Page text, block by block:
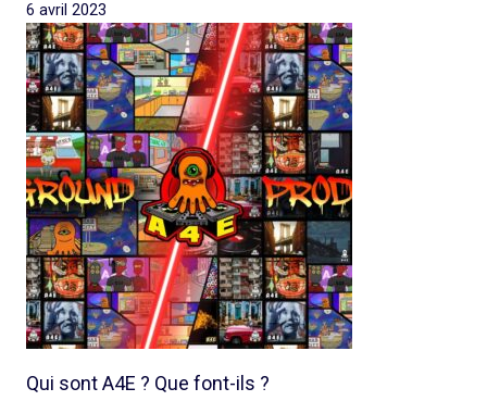
6 avril 2023
Qui sont A4E ? Que font-ils ?